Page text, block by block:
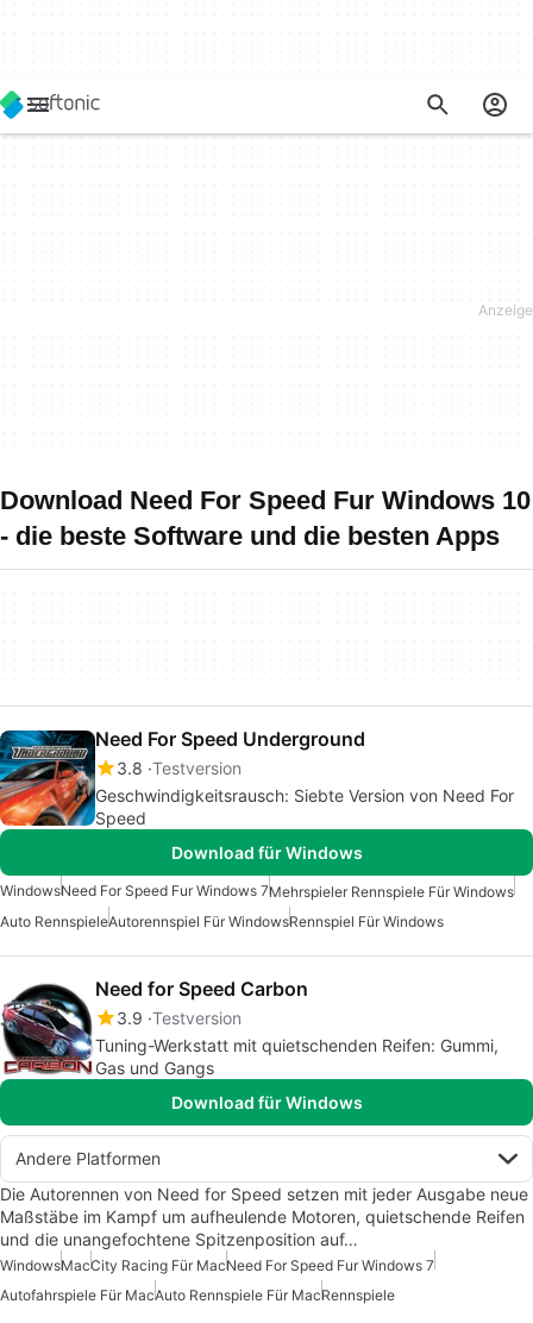
Download Need For Speed Fur Windows 10
- die beste Software und die besten Apps
Need For Speed Underground
3.8 Testversion
Geschwindigkeitsrausch: Siebte Version von Need For
Speed
Download für Windows
WindowsNeed For Speed Fur Windows 7Mehrspieler Rennspiele Für Windows
Auto RennspieleAutorennspiel Für WindowsRennspiel Für Windows
Need for Speed Carbon
3.9 Testversion
Tuning-Werkstatt mit quietschenden Reifen: Gummi,
Gas und Gangs
Download für Windows
Andere Platformen
Die Autorennen von Need for Speed setzen mit jeder Ausgabe neue
Maßstäbe im Kampf um aufheulende Motoren, quietschende Reifen
und die unangefochtene Spitzenposition auf…
WindowsMacCity Racing Für MacNeed For Speed Fur Windows 7
Autofahrspiele Für MacAuto Rennspiele Für MacRennspiele